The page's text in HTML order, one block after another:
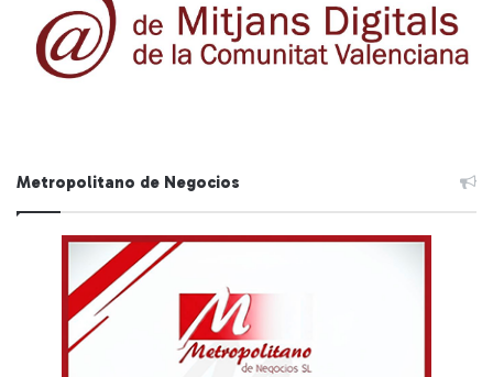
Metropolitano de Negocios